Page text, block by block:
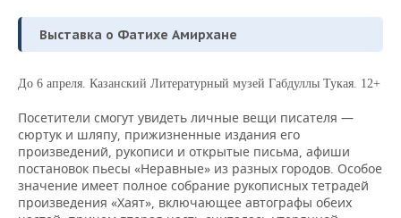
Выставка о Фатихе Амирхане
До 6 апреля. Казанский Литературный музей Габдуллы Тукая. 12+
Посетители смогут увидеть личные вещи писателя —
сюртук и шляпу, прижизненные издания его
произведений, рукописи и открытые письма, афиши
постановок пьесы «Неравные» из разных городов. Особое
значение имеет полное собрание рукописных тетрадей
произведения «Хаят», включающее автографы обеих